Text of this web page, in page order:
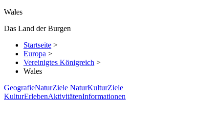
Wales
Das Land der Burgen
Startseite >
Europa >
Vereinigtes Königreich >
Wales
GeografieNaturZiele NaturKulturZiele
KulturErlebenAktivitätenInformationen